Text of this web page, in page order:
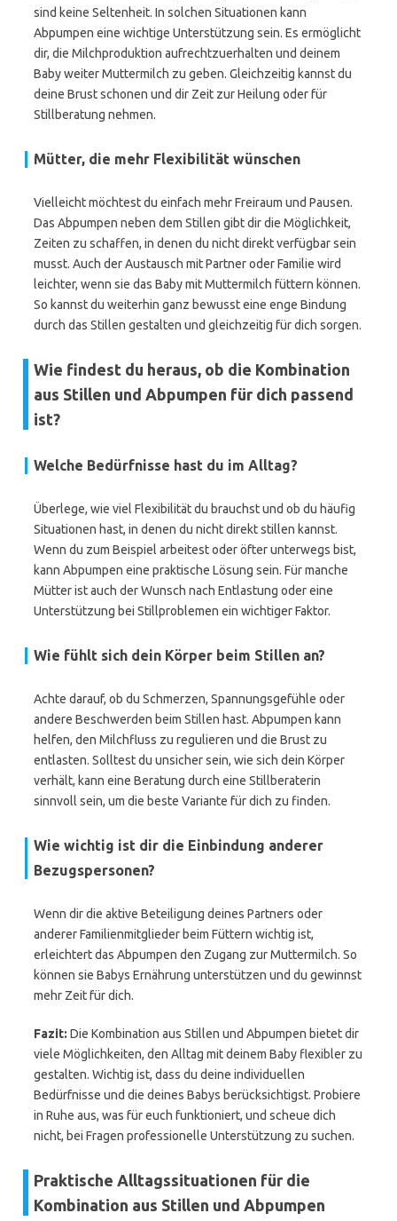
sind keine Seltenheit. In solchen Situationen kann
Abpumpen eine wichtige Unterstützung sein. Es ermöglicht
dir, die Milchproduktion aufrechtzuerhalten und deinem
Baby weiter Muttermilch zu geben. Gleichzeitig kannst du
deine Brust schonen und dir Zeit zur Heilung oder für
Stillberatung nehmen.
Mütter, die mehr Flexibilität wünschen
Vielleicht möchtest du einfach mehr Freiraum und Pausen.
Das Abpumpen neben dem Stillen gibt dir die Möglichkeit,
Zeiten zu schaffen, in denen du nicht direkt verfügbar sein
musst. Auch der Austausch mit Partner oder Familie wird
leichter, wenn sie das Baby mit Muttermilch füttern können.
So kannst du weiterhin ganz bewusst eine enge Bindung
durch das Stillen gestalten und gleichzeitig für dich sorgen.
Wie findest du heraus, ob die Kombination
aus Stillen und Abpumpen für dich passend
ist?
Welche Bedürfnisse hast du im Alltag?
Überlege, wie viel Flexibilität du brauchst und ob du häufig
Situationen hast, in denen du nicht direkt stillen kannst.
Wenn du zum Beispiel arbeitest oder öfter unterwegs bist,
kann Abpumpen eine praktische Lösung sein. Für manche
Mütter ist auch der Wunsch nach Entlastung oder eine
Unterstützung bei Stillproblemen ein wichtiger Faktor.
Wie fühlt sich dein Körper beim Stillen an?
Achte darauf, ob du Schmerzen, Spannungsgefühle oder
andere Beschwerden beim Stillen hast. Abpumpen kann
helfen, den Milchfluss zu regulieren und die Brust zu
entlasten. Solltest du unsicher sein, wie sich dein Körper
verhält, kann eine Beratung durch eine Stillberaterin
sinnvoll sein, um die beste Variante für dich zu finden.
Wie wichtig ist dir die Einbindung anderer
Bezugspersonen?
Wenn dir die aktive Beteiligung deines Partners oder
anderer Familienmitglieder beim Füttern wichtig ist,
erleichtert das Abpumpen den Zugang zur Muttermilch. So
können sie Babys Ernährung unterstützen und du gewinnst
mehr Zeit für dich.
Fazit: Die Kombination aus Stillen und Abpumpen bietet dir
viele Möglichkeiten, den Alltag mit deinem Baby flexibler zu
gestalten. Wichtig ist, dass du deine individuellen
Bedürfnisse und die deines Babys berücksichtigst. Probiere
in Ruhe aus, was für euch funktioniert, und scheue dich
nicht, bei Fragen professionelle Unterstützung zu suchen.
Praktische Alltagssituationen für die
Kombination aus Stillen und Abpumpen